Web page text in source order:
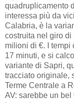
quadruplicamento
interessa più da
Calabria, è la
costruita nel giro
milioni di €. I tempi
17 minuti, e si
variante di Sapri,
tracciato originale,
Terme Centrale a
AV: sarebbe un